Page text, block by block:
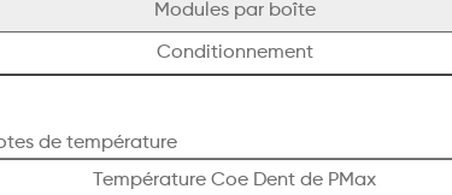
Modules par boîte
Conditionnement
de température
Température Coe Dent de PMax